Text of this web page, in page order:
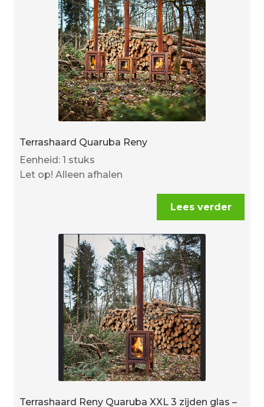
Terrashaard Quaruba Reny
Eenheid: 1 stuks
Let op! Alleen afhalen
Lees verder
Terrashaard Reny Quaruba XXL 3 zijden glas –